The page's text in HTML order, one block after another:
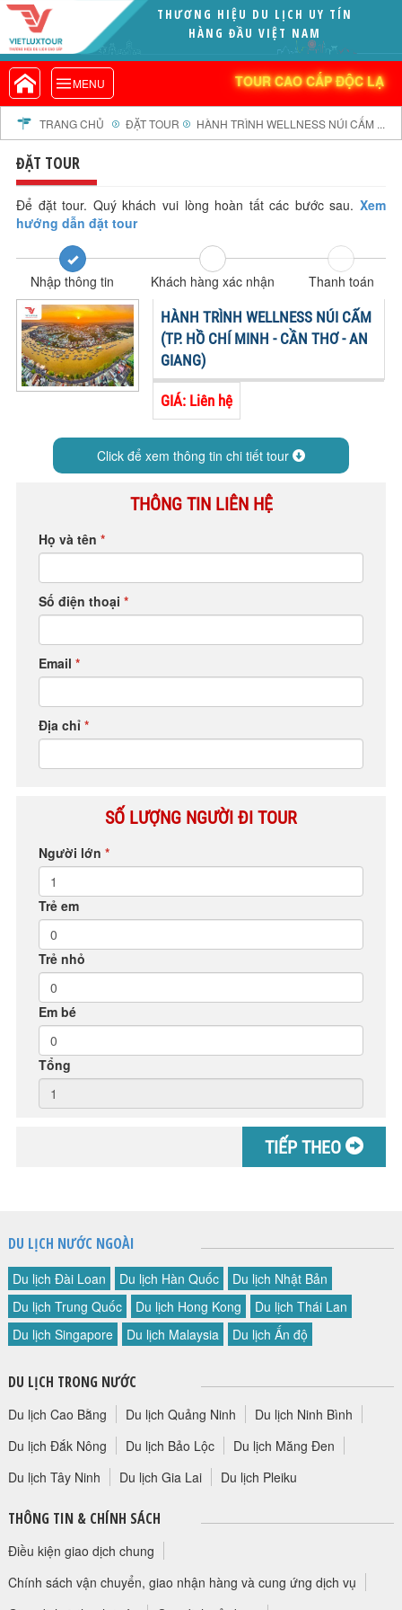
THƯƠNG HIỆU DU LỊCH UY TÍN
HÀNG ĐẦU VIỆT NAM
MENU TOUR CAO CẤP ĐỘC LẠ
VIETLUXTOUR.COM
TOUR CAO CẤP ĐỘC LẠ
TOUR TRONG NƯỚC
TOUR NƯỚC NGOÀI
TOUR KHỞI HÀNH TỪ HÀ NỘI
TOUR KHỞI HÀNH TỪ ĐÀ NẴNG
TOUR KHỞI HÀNH TỪ CẦN THƠ
TOUR ĐOÀN - M.I.C.E
TOUR COMBO
DỊCH VỤ
GIỚI THIỆU
HỒ SƠ NĂNG LỰC
PROFILE EN
THƯ KHEN VIETLUXTOUR
PROFILE HƯỚNG DẪN VIÊN
TUYỂN DỤNG
TRANG CHỦ ĐẶT TOUR HÀNH TRÌNH WELLNESS NÚI CẤM ...
ĐẶT TOUR
Để đặt tour. Quý khách vui lòng hoàn tất các bước sau.Xem
hướng dẫn đặt tour
Nhập thông tin Khách hàng xác nhận
Thanh toán
HÀNH TRÌNH WELLNESS NÚI CẤM
(TP. HỒ CHÍ MINH - CẦN THƠ - AN
GIANG)
GIÁ: Liên hệ
Click để xem thông tin chi tiết tour
THÔNG TIN LIÊN HỆ
Họ và tên *
Số điện thoại *
Email *
Địa chỉ *
SỐ LƯỢNG NGƯỜI ĐI TOUR
Người lớn *
Trẻ em
Trẻ nhỏ
Em bé
Tổng
TIẾP THEO
DU LỊCH NƯỚC NGOÀI
Du lịch Đài Loan Du lịch Hàn Quốc
Du lịch Nhật Bản
Du lịch Trung Quốc
Du lịch Hong Kong
Du lịch Thái Lan
Du lịch Singapore
Du lịch Malaysia Du lịch Ấn độ
DU LỊCH TRONG NƯỚC
Du lịch Cao Bằng Du lịch Quảng Ninh
Du lịch Ninh Bình
Du lịch Đắk Nông
Du lịch Bảo Lộc
Du lịch Măng Đen
Du lịch Tây Ninh
Du lịch Gia Lai Du lịch Pleiku
THÔNG TIN & CHÍNH SÁCH
Điều kiện giao dịch chung
Chính sách vận chuyển, giao nhận hàng và cung ứng dịch vụ